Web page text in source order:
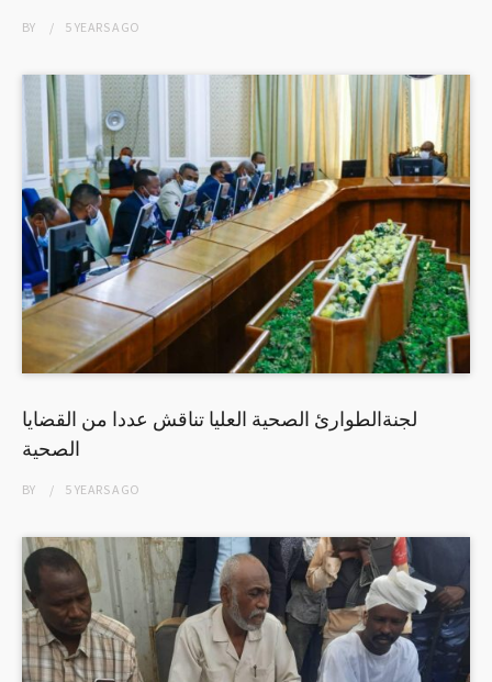
BY 5 YEARSAGO
لجنةالطوارئ الصحية العليا تناقش عددا من القضايا
الصحية
BY 5 YEARSAGO